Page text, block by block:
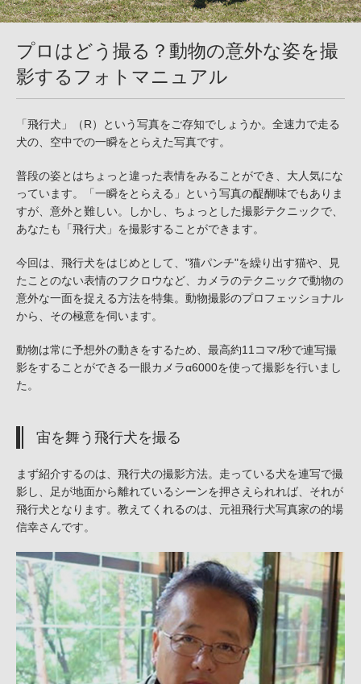
プロはどう撮る？動物の意外な姿を撮
影するフォトマニュアル
「飛行犬」（R）という写真をご存知でしょうか。全速力で走る
犬の、空中での一瞬をとらえた写真です。
普段の姿とはちょっと違った表情をみることができ、大人気にな
っています。「一瞬をとらえる」という写真の醍醐味でもありま
すが、意外と難しい。しかし、ちょっとした撮影テクニックで、
あなたも「飛行犬」を撮影することができます。
今回は、飛行犬をはじめとして、"猫パンチ"を繰り出す猫や、見
たことのない表情のフクロウなど、カメラのテクニックで動物の
意外な一面を捉える方法を特集。動物撮影のプロフェッショナル
から、その極意を伺います。
動物は常に予想外の動きをするため、最高約11コマ/秒で連写撮
影をすることができる一眼カメラα6000を使って撮影を行いまし
た。
宙を舞う飛行犬を撮る
まず紹介するのは、飛行犬の撮影方法。走っている犬を連写で撮
影し、足が地面から離れているシーンを押さえられれば、それが
飛行犬となります。教えてくれるのは、元祖飛行犬写真家の的場
信幸さんです。